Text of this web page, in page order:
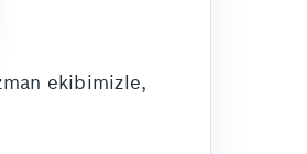
ekibimizle,